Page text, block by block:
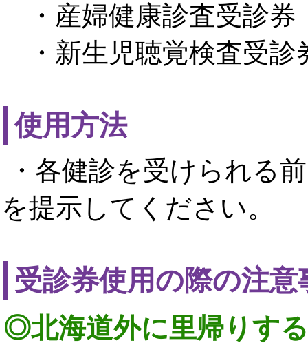
・産婦健康診査受診券
・新生児聴覚検査受診
使用方法
・各健診を受けられる
を提示してください。
受診券使用の際の注意
◎北海道外に里帰りす